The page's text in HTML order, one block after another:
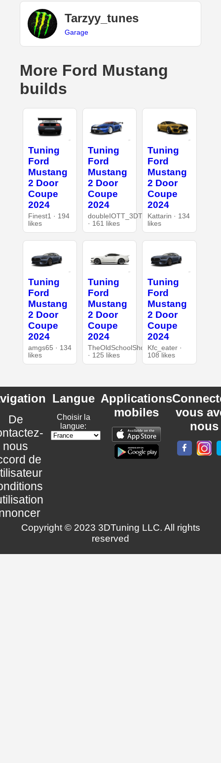
Tarzyy_tunes
Garage
More Ford Mustang
builds
Tuning
Ford
Mustang
2 Door
Coupe
2024
Finest1 · 194
likes
Tuning
Ford
Mustang
2 Door
Coupe
2024
doubleIOTT_3DT
· 161 likes
Tuning
Ford
Mustang
2 Door
Coupe
2024
Kattarin · 134
likes
Tuning
Ford
Mustang
2 Door
Coupe
2024
amgs65 · 134
likes
Tuning
Ford
Mustang
2 Door
Coupe
2024
TheOldSchoolShop
· 125 likes
Tuning
Ford
Mustang
2 Door
Coupe
2024
Kfc_eater ·
108 likes
De
nous
de
Langue
Choisir la
langue:
Applications
mobiles
vous
nous
Copyright © 2023 3DTuning LLC. All rights
reserved